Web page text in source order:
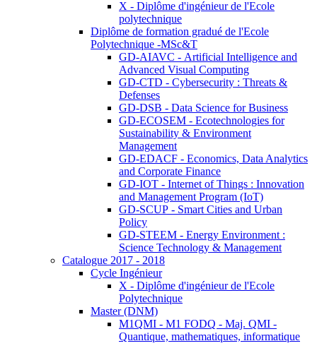
X - Diplôme d'ingénieur de l'Ecole
polytechnique
Diplôme de formation gradué de l'Ecole
Polytechnique -MSc&T
GD-AIAVC - Artificial Intelligence and
Advanced Visual Computing
GD-CTD - Cybersecurity : Threats &
Defenses
GD-DSB - Data Science for Business
GD-ECOSEM - Ecotechnologies for
Sustainability & Environment
Management
GD-EDACF - Economics, Data Analytics
and Corporate Finance
GD-IOT - Internet of Things : Innovation
and Management Program (IoT)
GD-SCUP - Smart Cities and Urban
Policy
GD-STEEM - Energy Environment :
Science Technology & Management
Catalogue 2017 - 2018
Cycle Ingénieur
X - Diplôme d'ingénieur de l'Ecole
Polytechnique
Master (DNM)
M1QMI - M1 FODQ - Maj. QMI -
Quantique, mathematiques, informatique